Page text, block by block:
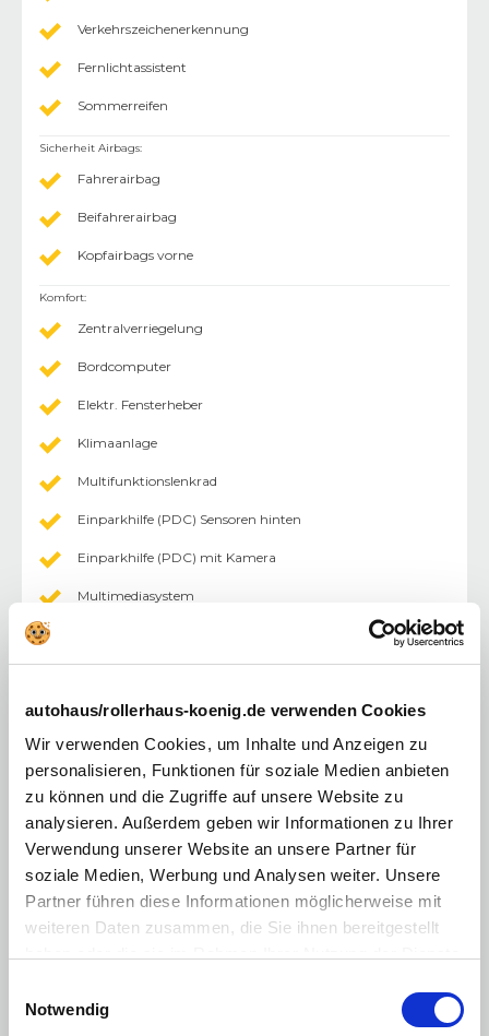
autohaus/rollerhaus-koenig.de verwenden Cookies
Wir verwenden Cookies, um Inhalte und Anzeigen zu
personalisieren, Funktionen für soziale Medien anbieten
zu können und die Zugriffe auf unsere Website zu
analysieren. Außerdem geben wir Informationen zu Ihrer
Verwendung unserer Website an unsere Partner für
soziale Medien, Werbung und Analysen weiter. Unsere
Partner führen diese Informationen möglicherweise mit
weiteren Daten zusammen, die Sie ihnen bereitgestellt
Cookies, wenn Sie unsere Webseite weiterhin nutzen.
Notwendig
Verkehrszeichenerkennung
Fernlichtassistent
Sommerreifen
Sicherheit Airbags:
Fahrerairbag
Beifahrerairbag
Kopfairbags vorne
Komfort:
Zentralverriegelung
Bordcomputer
Elektr. Fensterheber
Klimaanlage
Multifunktionslenkrad
Einparkhilfe (PDC) Sensoren hinten
Einparkhilfe (PDC) mit Kamera
Multimediasystem
Touchscreen
Volldigitales Kombiinstrument
Apple CarPlay
Licht :
LED-Scheinwerfer
E10 geeignet